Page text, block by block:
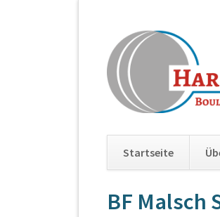
Startseite
überspringen
BF Malsch